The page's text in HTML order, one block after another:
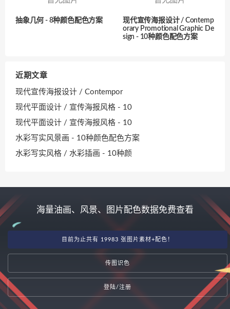
抽象几何 - 8种颜色配色方案
现代宣传海报设计 / Contemp
orary Promotional Graphic De
sign - 10种颜色配色方案
近期文章
现代宣传海报设计 / Contempor
现代平面设计 / 宣传海报风格 - 10
现代平面设计 / 宣传海报风格 - 10
水彩写实风景画 - 10种颜色配色方案
水彩写实风格 / 水彩插画 - 10种颜
海量油画、风景、图片配色数据免费查看
目前为止共有 19983 张图片素材+配色！
传图识色
登陆/注册